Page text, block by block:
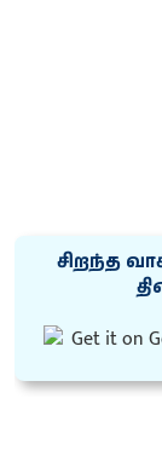
சிறந்த